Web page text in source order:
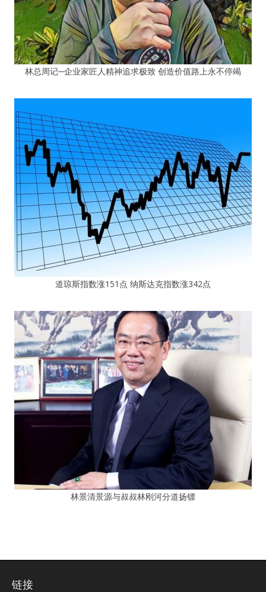
林总周记─企业家匠人精神追求极致 创造价值路上永不停竭
道琼斯指数涨151点 纳斯达克指数涨342点
林景清景源与叔叔林刚河分道扬镖
链接